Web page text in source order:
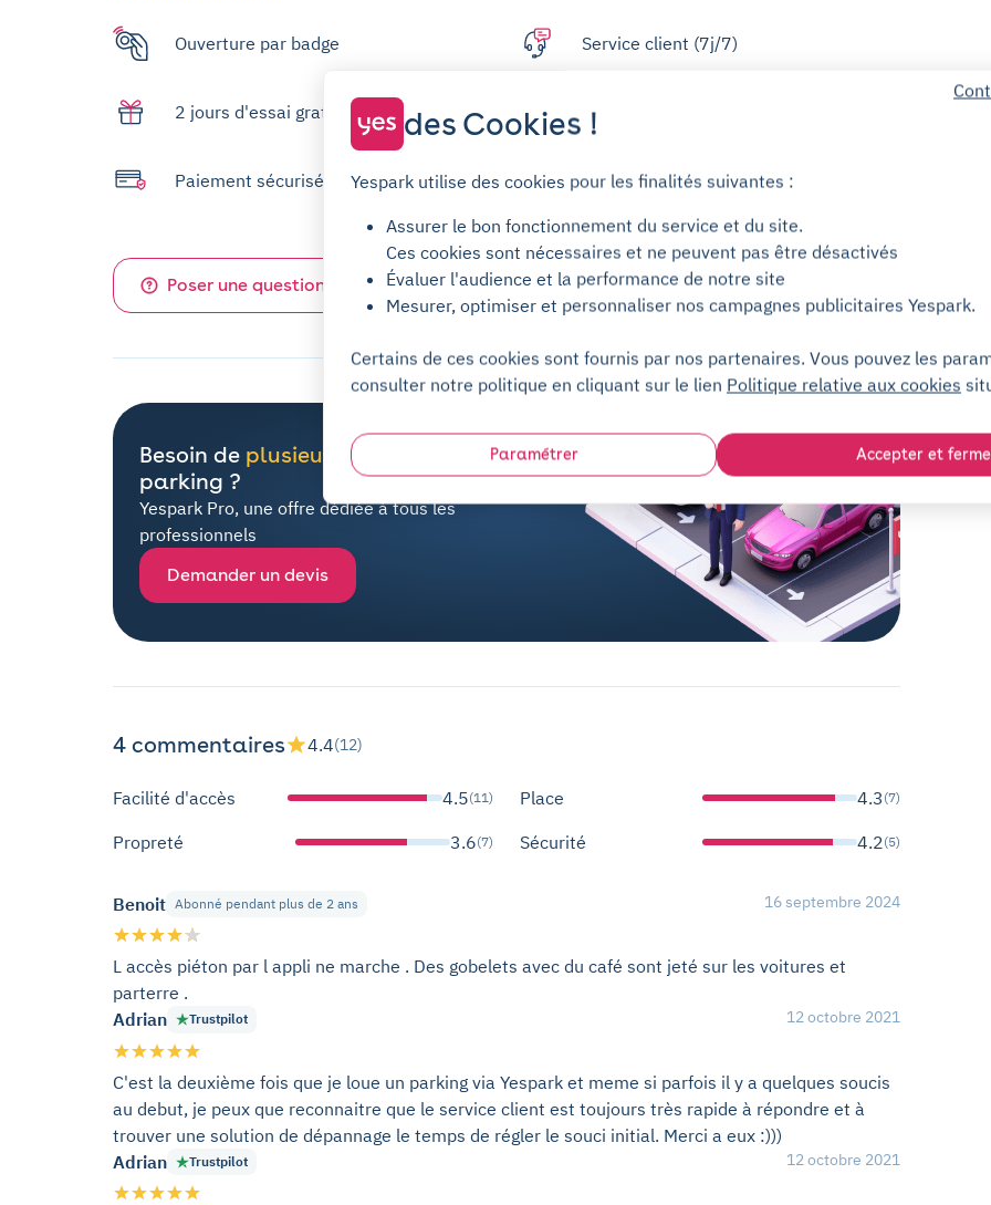
Ouverture par badge Service client (7j/7)
2 jours d'essai gratuit Sans engagement
Paiement sécurisé
Dépôt de garantie pour les moyens
Poser une question sur ce parking Centre d'aide
Besoin de plusieurs places
parking ?
Yespark Pro, une offre dédiée à tous les
professionnels
Demander un devis
4 commentaires 4.4(12)
Facilité d'accès 4.5(11) Place 4.3 (7)
Propreté 3.6(7) Sécurité 4.2 (5)
Benoit Abonné pendant plus de 2 ans 16 septembre 2024
L accès piéton par l appli ne marche . Des gobelets avec du café sont jeté sur les voitures et
parterre .
Adrian
Trustpilot 12 octobre 2021
C'est la deuxième fois que je loue un parking via Yespark et meme si parfois il y a quelques soucis
au debut, je peux que reconnaitre que le service client est toujours très rapide à répondre et à
trouver une solution de dépannage le temps de régler le souci initial. Merci a eux :)))
Adrian
Trustpilot 12 octobre 2021
des Cookies !
Yespark utilise des cookies pour les finalités suivantes :
Assurer le bon fonctionnement du service et du site.
Ces cookies sont nécessaires et ne peuvent pas être désactivés
Évaluer l'audience et la performance de notre site
Mesurer, optimiser et personnaliser nos campagnes publicitaires Yespark.
Certains de ces cookies sont fournis par nos partenaires. Vous pouvez les
consulter notre politique en cliquant sur le lien Politique relative aux cookies
Paramétrer Accepter et